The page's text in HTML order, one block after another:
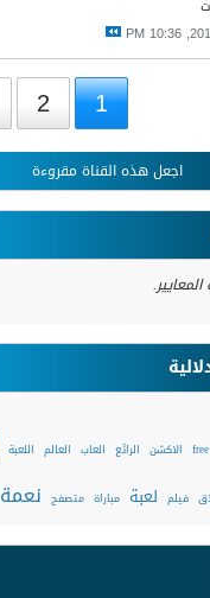
1
2
اجعل هذه القناة مقروءة
free الاكشن الرائع العاب العالم اللعبة
فيلم لعبة مباراة متصفح نعمة